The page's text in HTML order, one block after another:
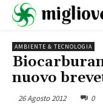
AMBIENTE & TECNOLOGIA
nuovo
26 Agosto 2012 0